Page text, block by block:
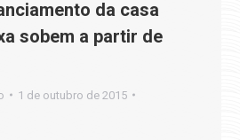
da casa
sobem a partir de
1 de outubro de 2015